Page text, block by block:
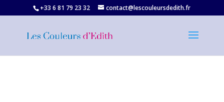
+33 6 81 79 23 32‬ contact@lescouleursdedith.fr